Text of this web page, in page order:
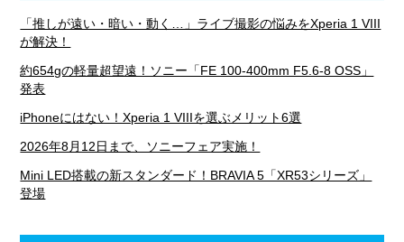
「推しが遠い・暗い・動く…」ライブ撮影の悩みをXperia 1 VIII
が解決！
約654gの軽量超望遠！ソニー「FE 100-400mm F5.6-8 OSS」
発表
iPhoneにはない！Xperia 1 VIIIを選ぶメリット6選
2026年8月12日まで、ソニーフェア実施！
Mini LED搭載の新スタンダード！BRAVIA 5「XR53シリーズ」
登場